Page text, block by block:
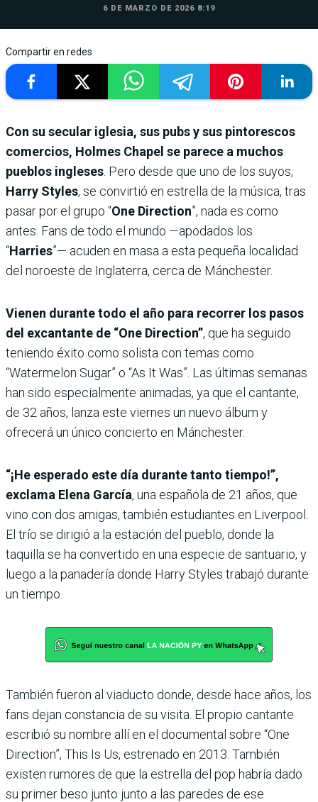
6 DE MARZO DE 2026 8:19
Compartir en redes
Con su secular iglesia, sus pubs y sus pintorescos
comercios, Holmes Chapel se parece a muchos
pueblos ingleses . Pero desde que uno de los suyos,
Harry Styles, se convirtió en estrella de la música, tras
pasar por el grupo “One Direction”, nada es como
antes. Fans de todo el mundo —apodados los
“Harries”— acuden en masa a esta pequeña localidad
del noroeste de Inglaterra, cerca de Mánchester.
Vienen durante todo el año para recorrer los pasos
del excantante de “One Direction”, que ha seguido
teniendo éxito como solista con temas como
“Watermelon Sugar” o “As It Was”. Las últimas semanas
han sido especialmente animadas, ya que el cantante,
de 32 años, lanza este viernes un nuevo álbum y
ofrecerá un único concierto en Mánchester.
“¡He esperado este día durante tanto tiempo!”,
exclama Elena García, una española de 21 años, que
vino con dos amigas, también estudiantes en Liverpool.
El trío se dirigió a la estación del pueblo, donde la
taquilla se ha convertido en una especie de santuario, y
luego a la panadería donde Harry Styles trabajó durante
un tiempo.
También fueron al viaducto donde, desde hace años, los
fans dejan constancia de su visita. El propio cantante
escribió su nombre allí en el documental sobre “One
Direction”, This Is Us, estrenado en 2013. También
existen rumores de que la estrella del pop habría dado
su primer beso junto junto a las paredes de ese